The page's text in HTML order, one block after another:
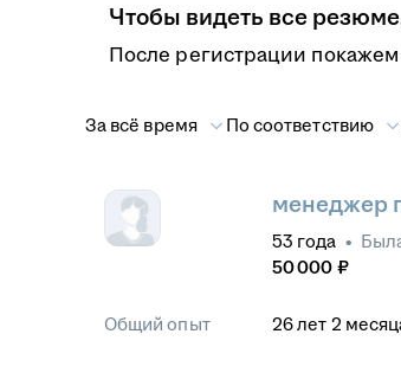
Чтобы видеть все
После регистрации
За всё время По соответствию
менеджер
53 года •
50 000 ₽
Общий опыт 26лет 2